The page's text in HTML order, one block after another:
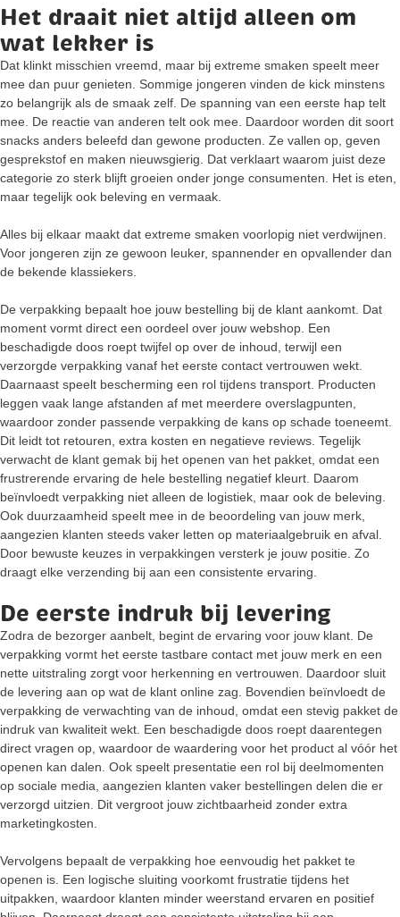
Het draait niet altijd alleen om
wat lekker is
Dat klinkt misschien vreemd, maar bij extreme smaken speelt meer
mee dan puur genieten. Sommige jongeren vinden de kick minstens
zo belangrijk als de smaak zelf. De spanning van een eerste hap telt
mee. De reactie van anderen telt ook mee. Daardoor worden dit soort
snacks anders beleefd dan gewone producten. Ze vallen op, geven
gesprekstof en maken nieuwsgierig. Dat verklaart waarom juist deze
categorie zo sterk blijft groeien onder jonge consumenten. Het is eten,
maar tegelijk ook beleving en vermaak.
Alles bij elkaar maakt dat extreme smaken voorlopig niet verdwijnen.
Voor jongeren zijn ze gewoon leuker, spannender en opvallender dan
de bekende klassiekers.
De verpakking bepaalt hoe jouw bestelling bij de klant aankomt. Dat
moment vormt direct een oordeel over jouw webshop. Een
beschadigde doos roept twijfel op over de inhoud, terwijl een
verzorgde verpakking vanaf het eerste contact vertrouwen wekt.
Daarnaast speelt bescherming een rol tijdens transport. Producten
leggen vaak lange afstanden af met meerdere overslagpunten,
waardoor zonder passende verpakking de kans op schade toeneemt.
Dit leidt tot retouren, extra kosten en negatieve reviews. Tegelijk
verwacht de klant gemak bij het openen van het pakket, omdat een
frustrerende ervaring de hele bestelling negatief kleurt. Daarom
beïnvloedt verpakking niet alleen de logistiek, maar ook de beleving.
Ook duurzaamheid speelt mee in de beoordeling van jouw merk,
aangezien klanten steeds vaker letten op materiaalgebruik en afval.
Door bewuste keuzes in verpakkingen versterk je jouw positie. Zo
draagt elke verzending bij aan een consistente ervaring.
De eerste indruk bij levering
Zodra de bezorger aanbelt, begint de ervaring voor jouw klant. De
verpakking vormt het eerste tastbare contact met jouw merk en een
nette uitstraling zorgt voor herkenning en vertrouwen. Daardoor sluit
de levering aan op wat de klant online zag. Bovendien beïnvloedt de
verpakking de verwachting van de inhoud, omdat een stevig pakket de
indruk van kwaliteit wekt. Een beschadigde doos roept daarentegen
direct vragen op, waardoor de waardering voor het product al vóór het
openen kan dalen. Ook speelt presentatie een rol bij deelmomenten
op sociale media, aangezien klanten vaker bestellingen delen die er
verzorgd uitzien. Dit vergroot jouw zichtbaarheid zonder extra
marketingkosten.
Vervolgens bepaalt de verpakking hoe eenvoudig het pakket te
openen is. Een logische sluiting voorkomt frustratie tijdens het
uitpakken, waardoor klanten minder weerstand ervaren en positief